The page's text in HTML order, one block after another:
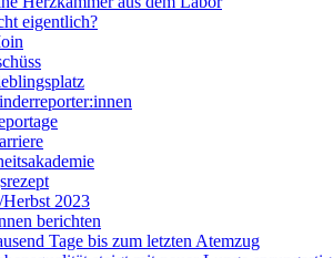
eigentlich?
2023
berichten
Tage bis zum letzten Atemzug